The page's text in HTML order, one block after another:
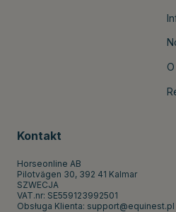
Kontakt
Horseonline AB
Pilotvägen 30, 392 41 Kalmar
SZWECJA
VAT.nr: SE559123992501
Obsługa Klienta: support@equinest.pl